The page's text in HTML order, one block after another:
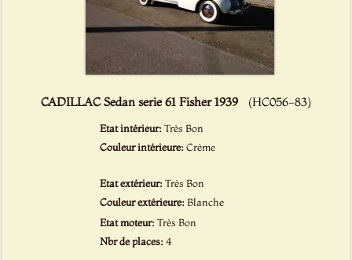
CADILLAC Sedan serie 61 Fisher 1939 (HC056-83)
Etat intérieur:Très Bon
Couleur intérieure:Crème
Etat extérieur:Très Bon
Couleur extérieure:Blanche
Etat moteur:Très Bon
Nbr de places:4